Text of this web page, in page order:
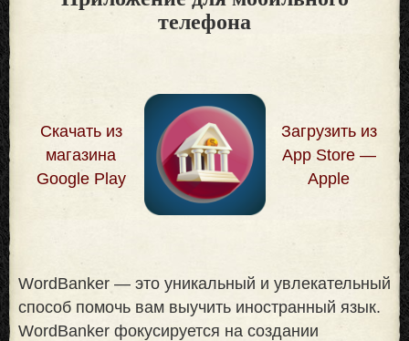
телефона
Скачать из
магазина
Google Play
Загрузить из
App Store —
Apple
WordBanker — это уникальный и увлекательный
способ помочь вам выучить иностранный язык.
WordBanker фокусируется на создании